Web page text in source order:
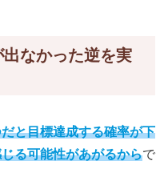
なかった逆を実
と目標達成する確率が下
る可能性があがるからで